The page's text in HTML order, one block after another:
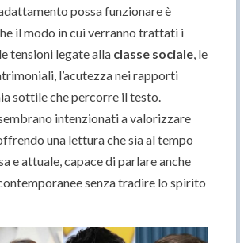
possa funzionare è
il modo in cui verranno trattati i
tensioni legate alla classe sociale, le
l’acutezza nei rapporti
sottile che percorre il testo.
intenzionati a valorizzare
una lettura che sia al tempo
e attuale, capace di parlare anche
senza tradire lo spirito